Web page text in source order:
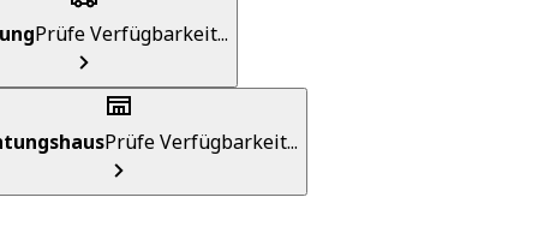
Prüfe Verfügbarkeit...
Prüfe Verfügbarkeit...